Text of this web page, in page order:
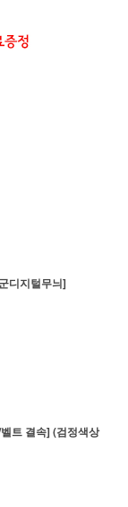
디지털무늬]
트 결속] (검정색상